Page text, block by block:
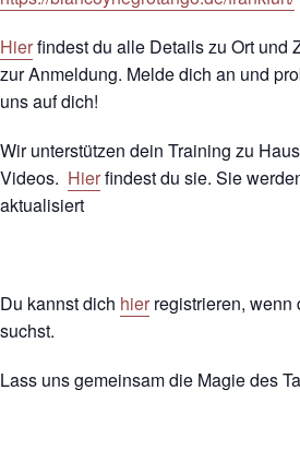
Hierfindest du alle Details zu Ort und
zur Anmeldung. Melde dich an und
uns auf dich!
Wir unterstützen dein Training zu
Videos. Hierfindest du sie. Sie
aktualisiert
Du kannst dich hier registrieren, wenn
suchst.
Lass uns gemeinsam die Magie des